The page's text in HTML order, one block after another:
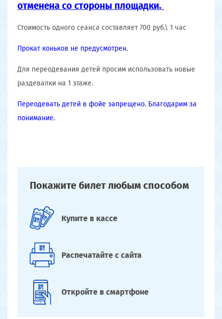
отменена со стороны площадки.
Стоимость одного сеанса составляет 700 руб.\ 1 час
Прокат коньков не предусмотрен.
Для переодевания детей просим использовать новые
раздевалки на 1 этаже.
Переодевать детей в фойе запрещено. Благодарим за
понимание.
Покажите билетлюбым способом
Купите в кассе
Распечатайте с сайта
Откройте в смартфоне